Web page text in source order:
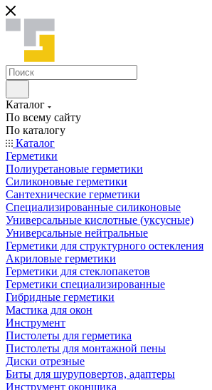
Каталог
По всему сайту
По каталогу
Каталог
Герметики
Полиуретановые герметики
Силиконовые герметики
Сантехнические герметики
Специализированные силиконовые
Универсальные кислотные (уксусные)
Универсальные нейтральные
Герметики для структурного остекления
Акриловые герметики
Герметики для стеклопакетов
Герметики специализированные
Гибридные герметики
Мастика для окон
Инструмент
Пистолеты для герметика
Пистолеты для монтажной пены
Диски отрезные
Биты для шуруповертов, адаптеры
Инструмент оконщика